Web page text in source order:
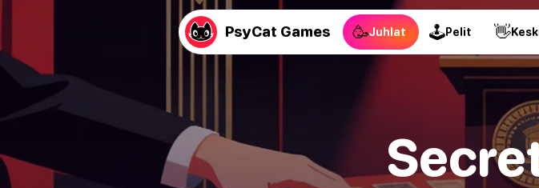
PsyCat Games 🥳Juhlat 🕹Pelit 👋